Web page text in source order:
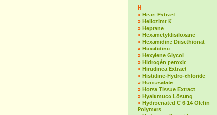
H
» Heart Extract
» Heliozimt K
» Heptane
» Hexametyldisiloxane
» Hexamidine Diisethionat
» Hexetidine
» Hexylene Glycol
» Hidrogén peroxid
» Hirudinea Extract
» Histidine-Hydro-chloride
» Homosalate
» Horse Tissue Extract
» Hyalumuco Lösung
» Hydroenated C 6-14 Olefin
Polymers